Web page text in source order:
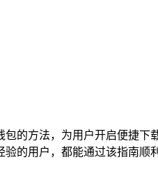
的方法，为用户开启便捷
的用户，都能通过该指南顺